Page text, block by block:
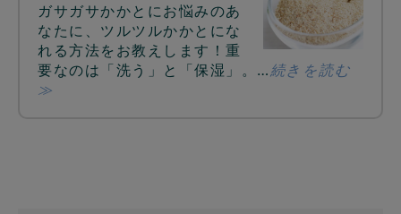
ガサガサかかとにお悩みのあ
なたに、ツルツルかかとにな
れる方法をお教えします！重
要なのは「洗う」と「保湿」。… 続きを読む
≫